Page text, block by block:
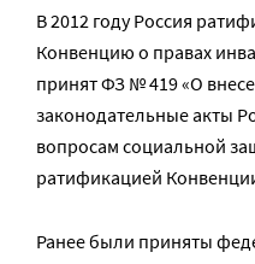
В 2012 году Россия
Конвенцию о правах
принят ФЗ № 419 «О
законодательные акты
вопросам социальной
ратификацией
Ранее были приняты